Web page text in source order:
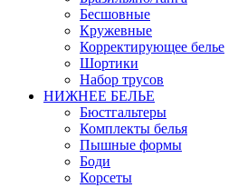
Бесшовные
Кружевные
Корректирующее белье
Шортики
Набор трусов
НИЖНЕЕ БЕЛЬЕ
Бюстгальтеры
Комплекты белья
Пышные формы
Боди
Корсеты